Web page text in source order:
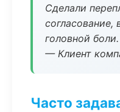
Сделали
согласование,
головной боли.
— Клиент
Часто